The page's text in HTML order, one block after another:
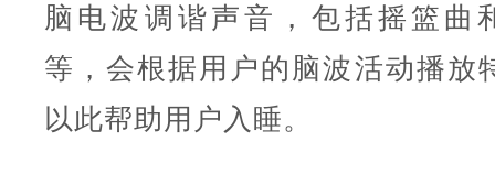
脑电波调谐声音，包括摇篮曲
等，会根据用户的脑波活动播放
以此帮助用户入睡。